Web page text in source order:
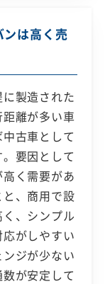
は高く売
製造された
離が多い車
古車として
要因として
く需要があ
、商用で設
、シンプル
がしやすい
ジが少ない
が安定して